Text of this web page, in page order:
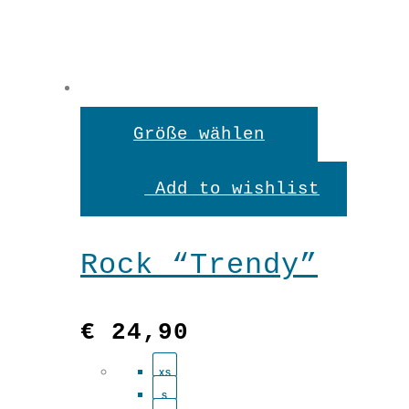
"Bell"
Lindgrün
In den Warenkorb
Größe wählen
Produkt
weist
Add to wishlist
Rock “Trendy”
€ 24,90
XS
S